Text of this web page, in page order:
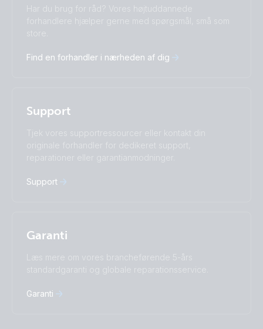
Change language
Čeština
Dansk
Italiano
Magyar
Suomalainen
Русский
Українська
中國人
Subscribe
Har du brug for råd? Vores højtuddannede
forhandlere hjælper gerne med spørgsmål, små som
store.
Find en forhandler i nærheden af dig
Support
Tjek vores supportressourcer eller kontakt din
originale forhandler for dedikeret support,
reparationer eller garantianmodninger.
Support
Garanti
Læs mere om vores brancheførende 5-års
standardgaranti og globale reparationsservice.
Garanti